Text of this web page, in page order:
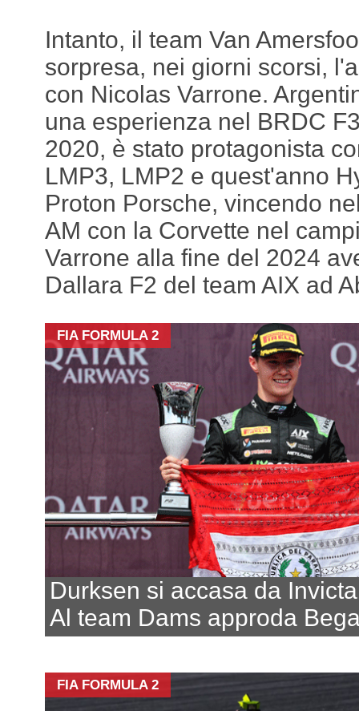
Intanto, il team Van
sorpresa, nei giorni scorsi,
con Nicolas Varrone.
una esperienza nel BRDC
2020, è stato protagonista
LMP3, LMP2 e quest'anno
Proton Porsche, vincendo
AM con la Corvette nel
Varrone alla fine del 2024
Dallara F2 del team AIX ad
FIA FORMULA 2
Durksen si accasa da Invicta
Al team Dams approda
FIA FORMULA 2